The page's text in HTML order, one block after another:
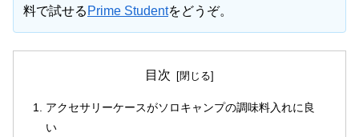
料で試せる Prime Studentをどうぞ。
目次
アクセサリーケースがソロキャンプの調味料入れに良
い